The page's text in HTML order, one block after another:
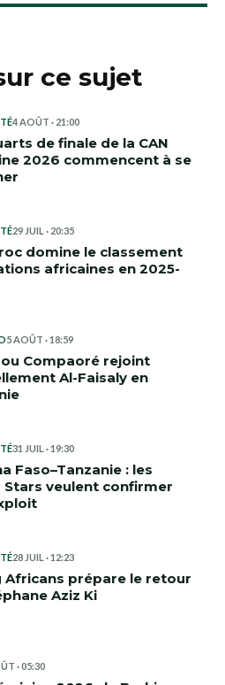
ce sujet
4 AOÛT · 21:00
de finale de la CAN
2026 commencent à se
29 JUIL · 20:35
domine le classement
africaines en 2025-
5 AOÛT · 18:59
Compaoré rejoint
Al-Faisaly en
31 JUIL · 19:30
Faso–Tanzanie : les
Stars veulent confirmer
28 JUIL · 12:23
Africans prépare le retour
Aziz Ki
· 05:30